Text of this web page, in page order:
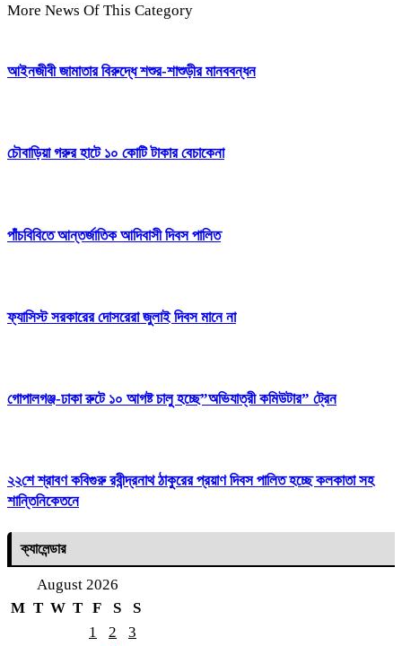
More News Of This Category
আইনজীবী জামাতার বিরুদ্ধে শশুর-শাশুড়ীর মানববন্ধন
চৌবাড়িয়া গরুর হাটে ১০ কোটি টাকার বেচাকেনা
পাঁচবিবিতে আন্তর্জাতিক আদিবাসী দিবস পালিত
ফ্যাসিস্ট সরকারের দোসরেরা জুলাই দিবস মানে না
গোপালগঞ্জ-ঢাকা রুটে ১০ আগষ্ট চালু হচ্ছে”অভিযাত্রী কমিউটার” ট্রেন
২২শে শ্রাবণ কবিগুরু রবীন্দ্রনাথ ঠাকুরের প্রয়াণ দিবস পালিত হচ্ছে কলকাতা সহ
শান্তিনিকেতনে
ক্যালেন্ডার
August 2026
M T W T F S
S
1
2
3